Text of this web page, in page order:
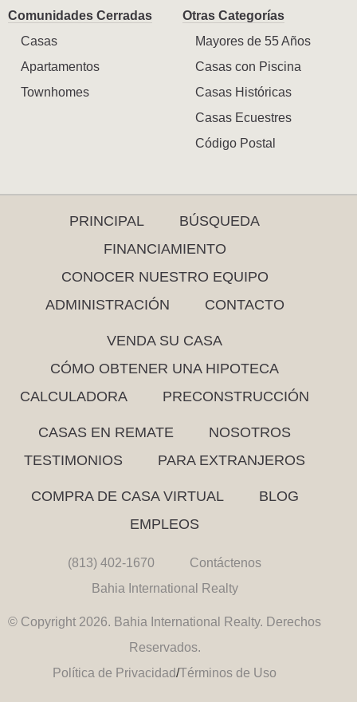
Comunidades Cerradas
Casas
Apartamentos
Townhomes
Otras Categorías
Mayores de 55 Años
Casas con Piscina
Casas Históricas
Casas Ecuestres
Código Postal
PRINCIPAL
BÚSQUEDA
FINANCIAMIENTO
CONOCER NUESTRO EQUIPO
ADMINISTRACIÓN
CONTACTO
VENDA SU CASA
CÓMO OBTENER UNA HIPOTECA
CALCULADORA
PRECONSTRUCCIÓN
CASAS EN REMATE
NOSOTROS
TESTIMONIOS
PARA EXTRANJEROS
COMPRA DE CASA VIRTUAL
BLOG
EMPLEOS
(813) 402-1670
Contáctenos
Bahia International Realty
© Copyright 2026. Bahia International Realty. Derechos
Reservados.
Política de Privacidad/Términos de Uso